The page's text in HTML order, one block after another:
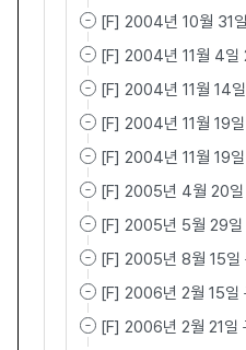
[F] 2004년 10월 31
[F] 2004년 11월 4일
[F] 2004년 11월 14
[F] 2004년 11월 19
[F] 2004년 11월 19
[F] 2005년 4월 20일
[F] 2005년 5월 29일
[F] 2005년 8월 15일
[F] 2006년 2월 15일
[F] 2006년 2월 21일